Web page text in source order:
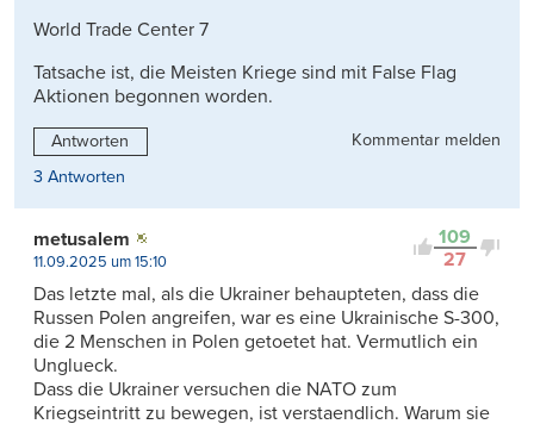
World Trade Center 7
Tatsache ist, die Meisten Kriege sind mit False Flag
Aktionen begonnen worden.
Antworten
Kommentar melden
3 Antworten
109
27
metusalem
11.09.2025 um 15:10
Das letzte mal, als die Ukrainer behaupteten, dass die
Russen Polen angreifen, war es eine Ukrainische S-300,
die 2 Menschen in Polen getoetet hat. Vermutlich ein
Unglueck.
Dass die Ukrainer versuchen die NATO zum
Kriegseintritt zu bewegen, ist verstaendlich. Warum sie